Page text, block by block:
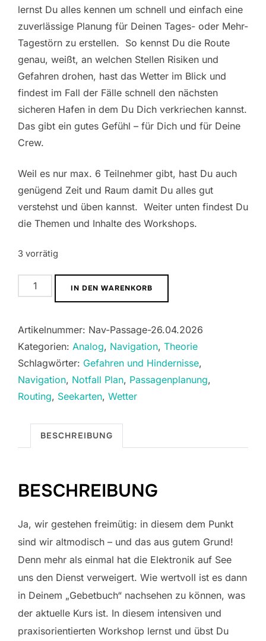
lernst Du alles kennen um schnell und einfach eine
zuverlässige Planung für Deinen Tages- oder Mehr-
Tagestörn zu erstellen. So kennst Du die Route
genau, weißt, an welchen Stellen Risiken und
Gefahren drohen, hast das Wetter im Blick und
findest im Fall der Fälle schnell den nächsten
sicheren Hafen in dem Du Dich verkriechen kannst.
Das gibt ein gutes Gefühl – für Dich und für Deine
Crew.
Weil es nur max. 6 Teilnehmer gibt, hast Du auch
genügend Zeit und Raum damit Du alles gut
verstehst und üben kannst. Weiter unten findest Du
die Themen und Inhalte des Workshops.
3 vorrätig
Routing
und
-
26.04.2026
Menge
IN DEN WARENKORB
Artikelnummer: Nav-Passage-26.04.2026
Kategorien: Analog, Navigation, Theorie
Schlagwörter: Gefahren und Hindernisse,
Navigation, Notfall Plan, Passagenplanung,
Routing, Seekarten, Wetter
BESCHREIBUNG
BESCHREIBUNG
Ja, wir gestehen freimütig: in diesem dem Punkt
sind wir altmodisch – und das aus gutem Grund!
Denn mehr als einmal hat die Elektronik auf See
uns den Dienst verweigert. Wie wertvoll ist es dann
in Deinem „Gebetbuch“ nachsehen zu können, was
der aktuelle Kurs ist. In diesem intensiven und
praxisorientierten Workshop lernst und übst Du